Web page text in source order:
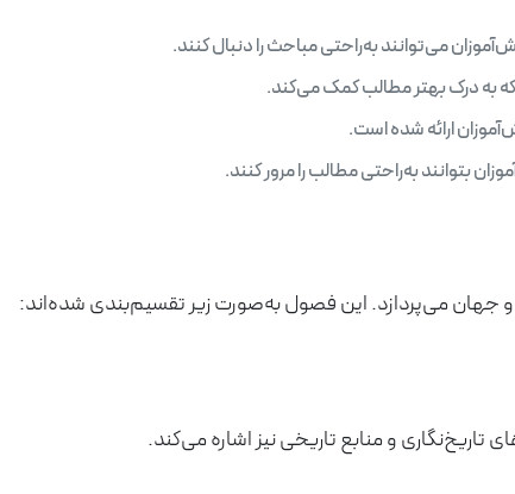
می‌توانند به‌راحتی مباحث را دنبال کنند.
به درک بهتر مطالب کمک می‌کند.
ارائه شده است.
بتوانند به‌راحتی مطالب را مرور کنند.
جهان می‌پردازد. این فصول به‌صورت زیر تقسیم‌بندی شده‌اند:
و منابع تاریخی نیز اشاره می‌کند.